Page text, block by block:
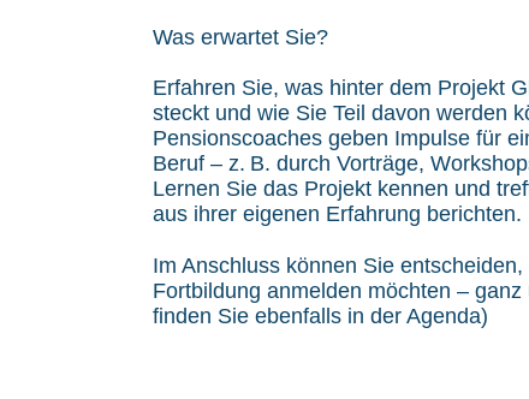
Was erwartet Sie?
Erfahren Sie, was hinter dem Projekt
steckt und wie Sie Teil davon werden
Pensionscoaches geben Impulse für
Beruf – z. B. durch Vorträge,
Lernen Sie das Projekt kennen und
aus ihrer eigenen Erfahrung berichten.
Im Anschluss können Sie
Fortbildung anmelden möchten –
finden Sie ebenfalls in der Agenda)